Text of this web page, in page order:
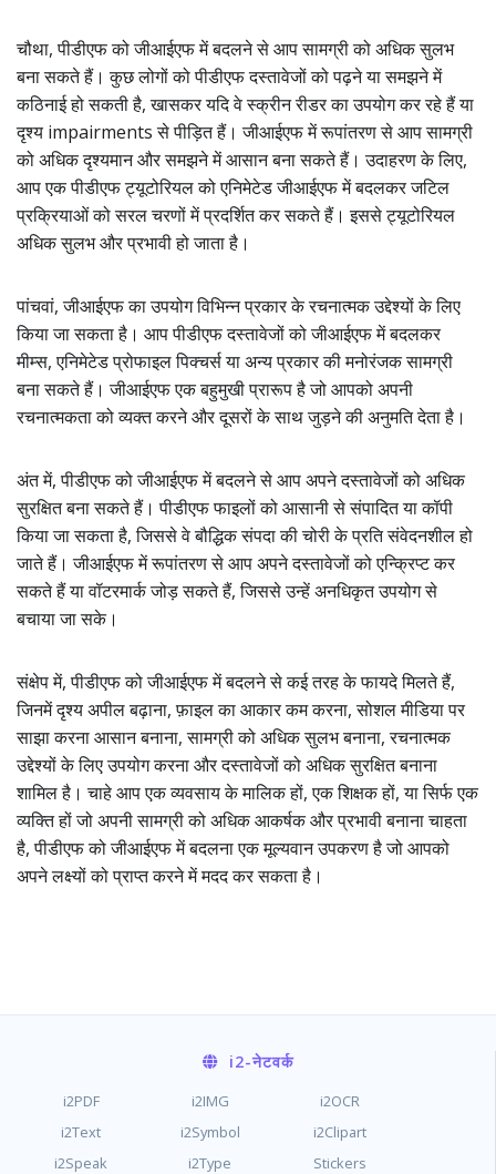
चौथा, पीडीएफ को जीआईएफ में बदलने से आप सामग्री को अधिक सुलभ
बना सकते हैं। कुछ लोगों को पीडीएफ दस्तावेजों को पढ़ने या समझने में
कठिनाई हो सकती है, खासकर यदि वे स्क्रीन रीडर का उपयोग कर रहे हैं या
दृश्य impairments से पीड़ित हैं। जीआईएफ में रूपांतरण से आप सामग्री
को अधिक दृश्यमान और समझने में आसान बना सकते हैं। उदाहरण के लिए,
आप एक पीडीएफ ट्यूटोरियल को एनिमेटेड जीआईएफ में बदलकर जटिल
प्रक्रियाओं को सरल चरणों में प्रदर्शित कर सकते हैं। इससे ट्यूटोरियल
अधिक सुलभ और प्रभावी हो जाता है।
पांचवां, जीआईएफ का उपयोग विभिन्न प्रकार के रचनात्मक उद्देश्यों के लिए
किया जा सकता है। आप पीडीएफ दस्तावेजों को जीआईएफ में बदलकर
मीम्स, एनिमेटेड प्रोफाइल पिक्चर्स या अन्य प्रकार की मनोरंजक सामग्री
बना सकते हैं। जीआईएफ एक बहुमुखी प्रारूप है जो आपको अपनी
रचनात्मकता को व्यक्त करने और दूसरों के साथ जुड़ने की अनुमति देता है।
अंत में, पीडीएफ को जीआईएफ में बदलने से आप अपने दस्तावेजों को अधिक
सुरक्षित बना सकते हैं। पीडीएफ फाइलों को आसानी से संपादित या कॉपी
किया जा सकता है, जिससे वे बौद्धिक संपदा की चोरी के प्रति संवेदनशील हो
जाते हैं। जीआईएफ में रूपांतरण से आप अपने दस्तावेजों को एन्क्रिप्ट कर
सकते हैं या वॉटरमार्क जोड़ सकते हैं, जिससे उन्हें अनधिकृत उपयोग से
बचाया जा सके।
संक्षेप में, पीडीएफ को जीआईएफ में बदलने से कई तरह के फायदे मिलते हैं,
जिनमें दृश्य अपील बढ़ाना, फ़ाइल का आकार कम करना, सोशल मीडिया पर
साझा करना आसान बनाना, सामग्री को अधिक सुलभ बनाना, रचनात्मक
उद्देश्यों के लिए उपयोग करना और दस्तावेजों को अधिक सुरक्षित बनाना
शामिल है। चाहे आप एक व्यवसाय के मालिक हों, एक शिक्षक हों, या सिर्फ एक
व्यक्ति हों जो अपनी सामग्री को अधिक आकर्षक और प्रभावी बनाना चाहता
है, पीडीएफ को जीआईएफ में बदलना एक मूल्यवान उपकरण है जो आपको
अपने लक्ष्यों को प्राप्त करने में मदद कर सकता है।
i2-नेटवर्क
i2PDF i2IMG
i2OCR
i2Text
i2Symbol
i2Clipart
i2Speak
i2Type Stickers